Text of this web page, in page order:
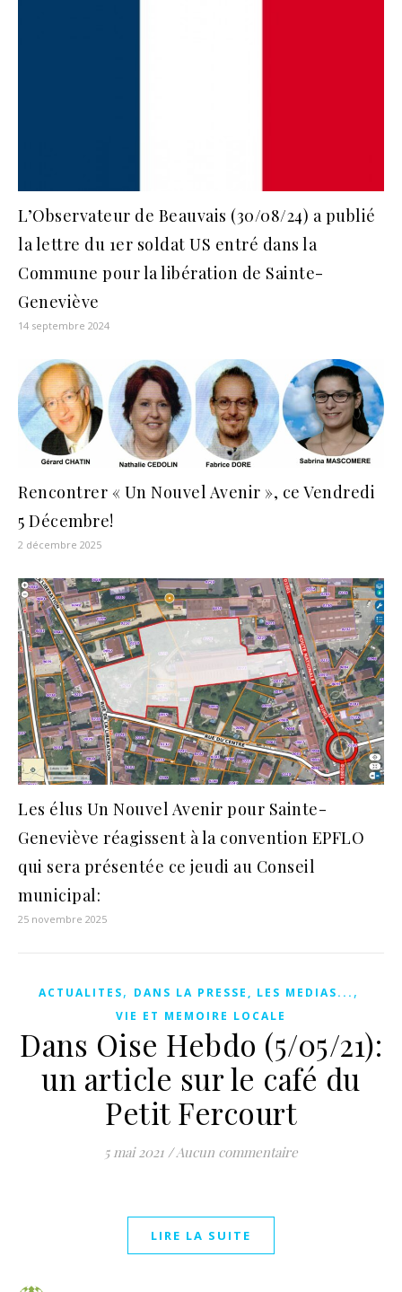
L’Observateur de Beauvais (30/08/24) a publié
la lettre du 1er soldat US entré dans la
Commune pour la libération de Sainte-
Geneviève
14 septembre 2024
Rencontrer « Un Nouvel Avenir », ce Vendredi
5 Décembre!
2 décembre 2025
Les élus Un Nouvel Avenir pour Sainte-
Geneviève réagissent à la convention EPFLO
qui sera présentée ce jeudi au Conseil
municipal:
25 novembre 2025
ACTUALITES, DANS LA PRESSE, LES MEDIAS... ,
VIE ET MEMOIRE LOCALE
Dans Oise Hebdo (5/05/21):
un article sur le café du
Petit Fercourt
5 mai 2021 / Aucun commentaire
LIRE LA SUITE